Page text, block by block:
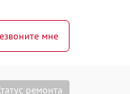
мне
ремонта